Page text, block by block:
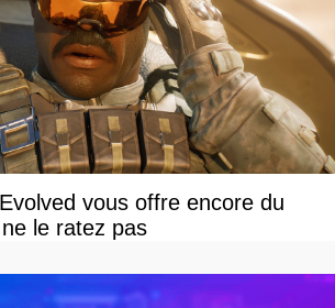
vous offre encore du
le ratez pas